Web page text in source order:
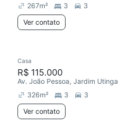
267m² 3
3
Ver contato
Casa
R$ 115.000
Av. João Pessoa, Jardim Utinga
326m² 3
3
Ver contato